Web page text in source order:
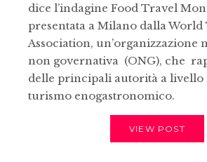
dice l’indagine Food Travel
presentata a Milano dalla World
Association, un’organizzazione
non governativa (ONG), che
delle principali autorità a livello
turismo enogastronomico.
VIEW POST